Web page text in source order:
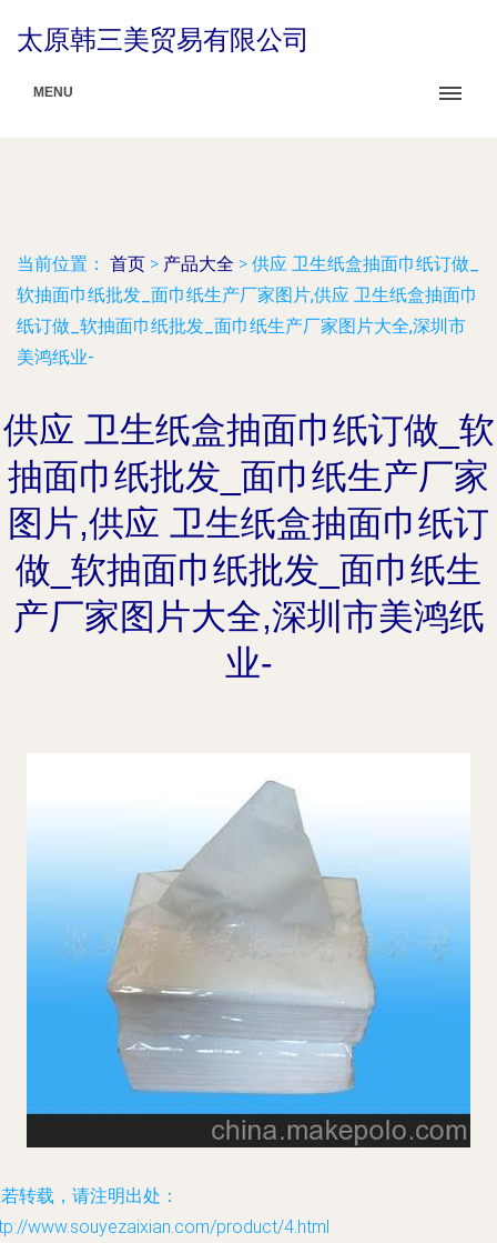
太原韩三美贸易有限公司
MENU
当前位置： 首页 > 产品大全 > 供应 卫生纸盒抽面巾纸订做_
软抽面巾纸批发_面巾纸生产厂家图片,供应 卫生纸盒抽面巾
纸订做_软抽面巾纸批发_面巾纸生产厂家图片大全,深圳市
美鸿纸业-
供应 卫生纸盒抽面巾纸订做_软
抽面巾纸批发_面巾纸生产厂家
图片,供应 卫生纸盒抽面巾纸订
做_软抽面巾纸批发_面巾纸生
产厂家图片大全,深圳市美鸿纸
业-
转载，请注明出处：
www.souyezaixian.com/product/4.html